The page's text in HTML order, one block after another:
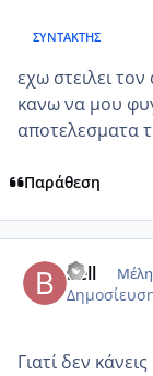
ΣΥΝΤΆΚΤΗΣ
εχω στειλει
κανω να μου
αποτελεσματα
Παράθεση
bell Μέλη
Γιατί δεν